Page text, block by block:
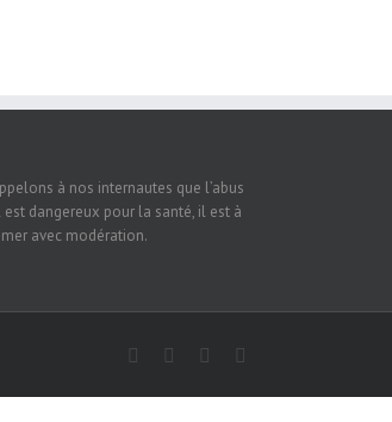
à nos internautes que l’abus
est dangereux pour la santé, il est à
avec modération.